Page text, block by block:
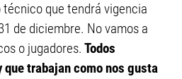
que tendrá vigencia
de diciembre. No vamos a
o jugadores. Todos
que trabajan como nos gusta